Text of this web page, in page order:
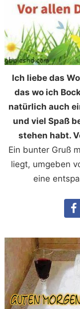
Ich liebe das
das wo ich
natürlich auch
und viel Spaß
stehen habt.
Ein bunter Gruß
liegt, umgeben
eine